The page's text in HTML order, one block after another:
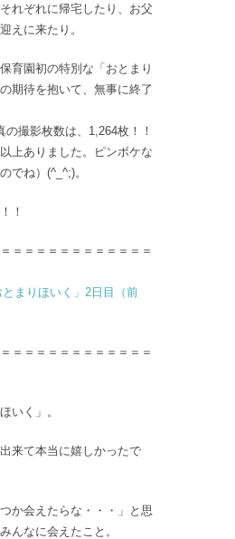
れぞれに帰宅したり、お父
えに来たり。
育園初の特別な「おとまり
期待を抱いて、無事に終了
の撮影枚数は、1,264枚！！
上ありました。ピンボケな
でね）(^_^;)。
！
＝＝＝＝＝＝＝＝＝＝＝＝
まりほいく」2日目（前
＝＝＝＝＝＝＝＝＝＝＝＝
いく」。
来て本当に嬉しかったで
か会えたらな・・・」と思
んなに会えたこと。